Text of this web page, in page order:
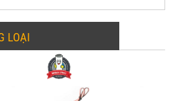
LOẠI